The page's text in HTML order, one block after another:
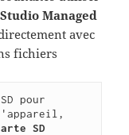
Studio Managed
avec
fichiers
pour
SD